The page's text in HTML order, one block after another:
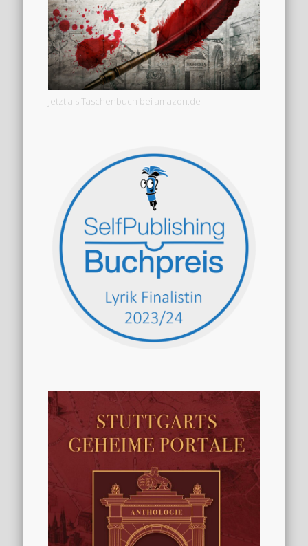
Jetzt als Taschenbuch bei amazon.de